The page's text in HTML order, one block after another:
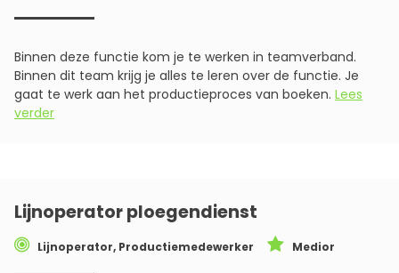
Binnen deze functie kom je te werken in teamverband.
Binnen dit team krijg je alles te leren over de functie. Je
gaat te werk aan het productieproces van boeken. Lees
verder
Lijnoperator ploegendienst
Lijnoperator, Productiemedewerker Medior